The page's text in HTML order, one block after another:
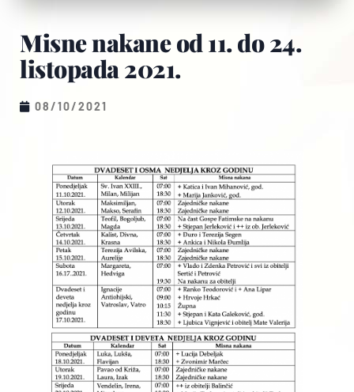
Misne nakane od 11. do 24.
listopada 2021.
08/10/2021